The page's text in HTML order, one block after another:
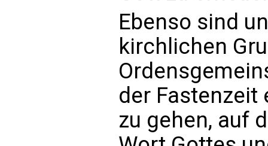
Ebenso sind
kirchlichen
der Fastenzeit
zu gehen, auf